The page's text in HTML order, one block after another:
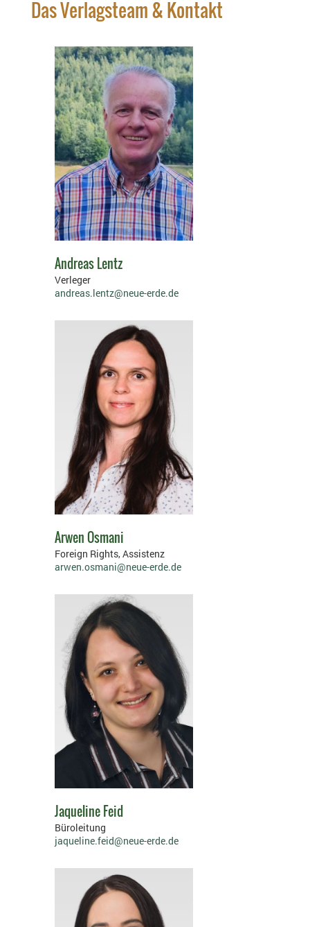
Das Verlagsteam & Kontakt
Andreas Lentz
Verleger
andreas.lentz@neue-erde.de
Arwen Osmani
Foreign Rights, Assistenz
arwen.osmani@neue-erde.de
Jaqueline Feid
Büroleitung
jaqueline.feid@neue-erde.de